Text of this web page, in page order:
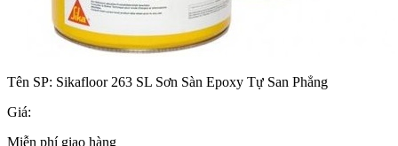
Tên SP: Sikafloor 263 SL Sơn Sàn Epoxy Tự San Phẳng
Giá:
Miễn phí giao hàng